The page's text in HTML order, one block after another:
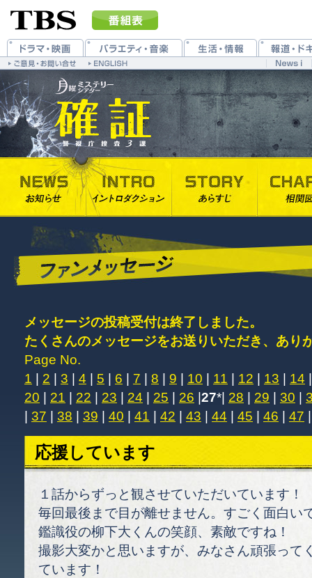
メッセージの投稿受付は終了しました。
たくさんのメッセージをお送りいただき、あり
Page No.
1
2 3 4 5 6 7 8 9 10 11 12 13 14
20
21 22 23 24 25 26 27*| 28 29 30
37 38 39 40 41 42 43 44 45 46 47
応援しています
１話からずっと観させていただいています！
毎回最後まで目が離せません。すごく面白い
鑑識役の柳下大くんの笑顔、素敵ですね！
撮影大変かと思いますが、みなさん頑張って
ています！